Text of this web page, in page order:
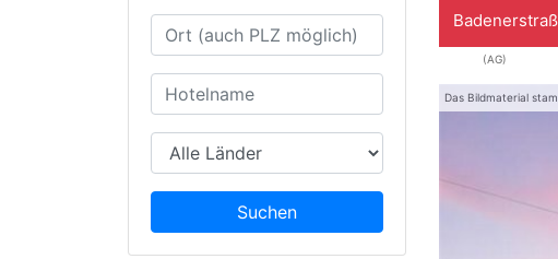
Suchen
(AG)
Das Bildmaterial